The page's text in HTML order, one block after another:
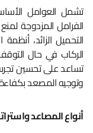
تشمل العوامل
الفرامل المزدوجة
التحميل الزائد،
الركاب في حال
تساعد على تحسين
وتوجيه المصعد
أنواع المصاعد